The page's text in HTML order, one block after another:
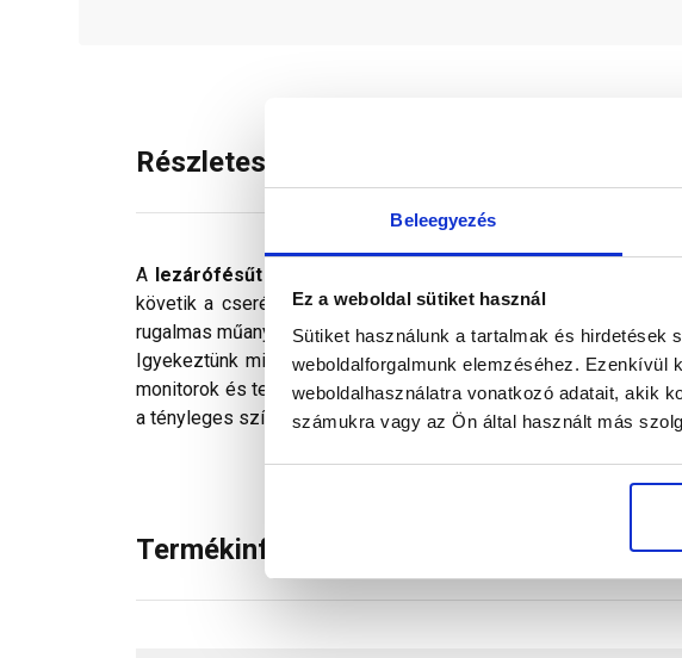
Beleegyezés
Ez a weboldal sütiket használ
Sütiket használunk a tartalmak és
weboldalforgalmunk elemzéséhez. Ezenkívül
weboldalhasználatra vonatkozó adatait, akik
számukra vagy az Ön által használt más
Részletes leírás
A lezárófésűtaz eresz vonalába kell beépíteni, amennyiben
követik a cserép alsó felületének vonalát, beengedik az
rugalmas műanyag, rögzítése szegezéssel, csavarozással
Igyekeztünk minden technikailag lehetséges módon
monitorok és telefonok kijelzőin megjelenő színek a legtöbb
a tényleges színektől.
Termékinformáció